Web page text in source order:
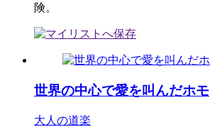
険。
世界の中心で愛を叫んだホモ
大人の道楽